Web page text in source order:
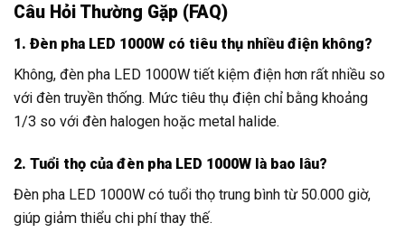
Câu Hỏi Thường Gặp (FAQ)
1. Đèn pha LED 1000W có tiêu thụ nhiều điện không?
Không, đèn pha LED 1000W tiết kiệm điện hơn rất nhiều so
với đèn truyền thống. Mức tiêu thụ điện chỉ bằng khoảng
1/3 so với đèn halogen hoặc metal halide.
2. Tuổi thọ của đèn pha LED 1000W là bao lâu?
Đèn pha LED 1000W có tuổi thọ trung bình từ 50.000 giờ,
giúp giảm thiểu chi phí thay thế.